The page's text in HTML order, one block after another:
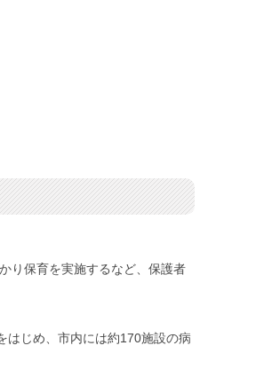
り保育を実施するなど、保護者
はじめ、市内には約170施設の病